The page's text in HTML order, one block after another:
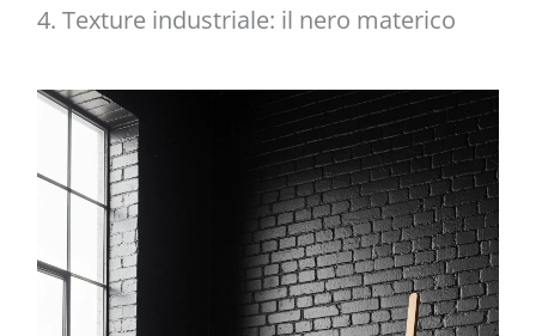
4. Texture industriale: il nero materico